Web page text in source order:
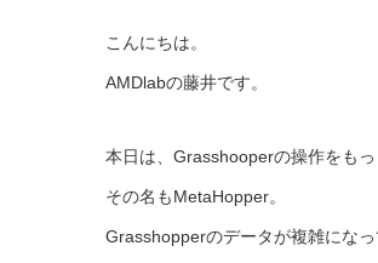
こんにちは。
AMDlabの藤井です。
本日は、Grasshooperの操作をも
その名もMetaHopper。
Grasshopperのデータが複雑にな